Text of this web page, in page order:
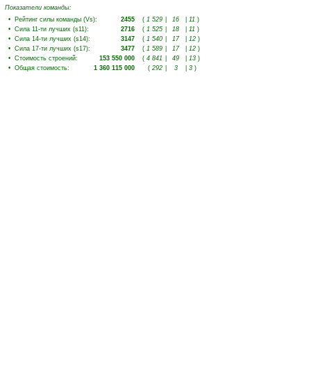
Показатели команды:
• Рейтинг силы команды (Vs): 2455 ( 1 529 16 11 )
• Сила 11-ти лучших (s11): 2716 ( 1 525 18 11 )
• Сила 14-ти лучших (s14): 3147 ( 1 540 17 12 )
• Сила 17-ти лучших (s17): 3477 ( 1 589 17 12 )
• Стоимость строений: 153 550 000 ( 4 841 49 13 )
• Общая стоимость: 1 360 115 000 ( 292 3 3 )